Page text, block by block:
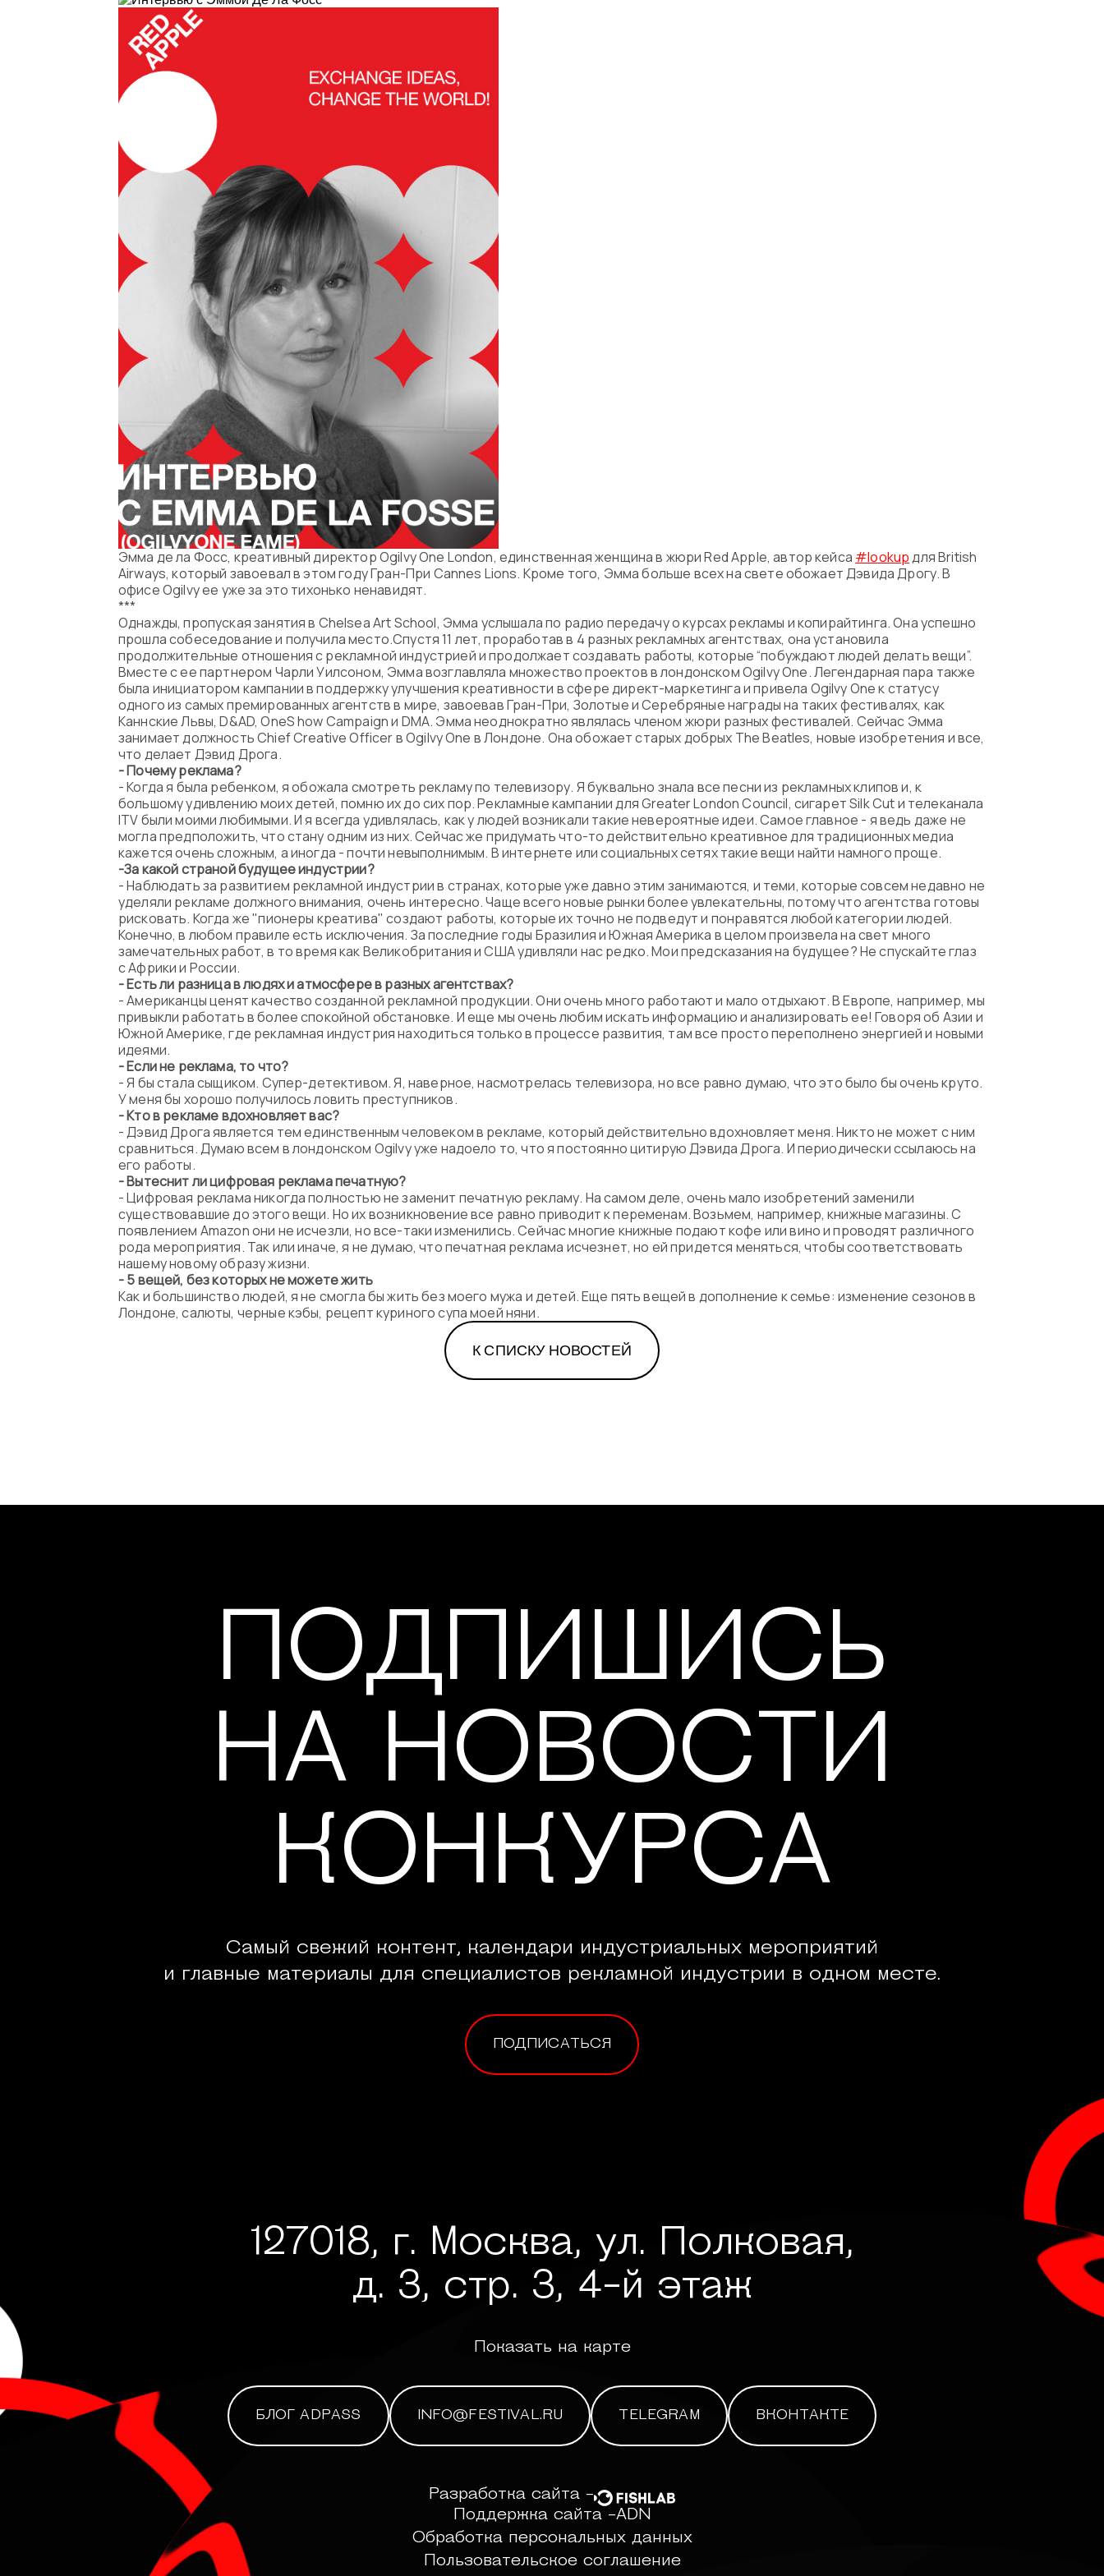
Часто задаваемые вопросы
Партнеры
Контакты
Блог
Цикл лекций
Эмма де ла Фосс, креативный директор Ogilvy One London, единственная женщина в жюри Red Apple, автор кейса #lookupдля British
Airways, который завоевал в этом году Гран-При Cannes Lions. Кроме того, Эмма больше всех на свете обожает Дэвида Дрогу. В
офисе Ogilvy ее уже за это тихонько ненавидят.
***
Однажды, пропуская занятия в Chelsea Art School, Эмма услышала по радио передачу о курсах рекламы и копирайтинга. Она успешно
прошла собеседование и получила место.Спустя 11 лет, проработав в 4 разных рекламных агентствах, она установила
продолжительные отношения с рекламной индустрией и продолжает создавать работы, которые “побуждают людей делать вещи”.
Вместе с ее партнером Чарли Уилсоном, Эмма возглавляла множество проектов в лондонском Ogilvy One. Легендарная пара также
была инициатором кампании в поддержку улучшения креативности в сфере директ-маркетинга и привела Ogilvy One к статусу
одного из самых премированных агентств в мире, завоевав Гран-При, Золотые и Серебряные награды на таких фестивалях, как
Каннские Львы, D&AD, OneS how Campaign и DMA. Эмма неоднократно являлась членом жюри разных фестивалей. Сейчас Эмма
занимает должность Chief Creative Officer в Ogilvy One в Лондоне. Она обожает старых добрых The Beatles, новые изобретения и все,
что делает Дэвид Дрога.
- Почему реклама?
- Когда я была ребенком, я обожала смотреть рекламу по телевизору. Я буквально знала все песни из рекламных клипов и, к
большому удивлению моих детей, помню их до сих пор. Рекламные кампании для Greater London Council, сигарет Silk Cut и телеканала
ITV были моими любимыми. И я всегда удивлялась, как у людей возникали такие невероятные идеи. Самое главное - я ведь даже не
могла предположить, что стану одним из них. Сейчас же придумать что-то действительно креативное для традиционных медиа
кажется очень сложным, а иногда - почти невыполнимым. В интернете или социальных сетях такие вещи найти намного проще.
-За какой страной будущее индустрии?
- Наблюдать за развитием рекламной индустрии в странах, которые уже давно этим занимаются, и теми, которые совсем недавно не
уделяли рекламе должного внимания, очень интересно. Чаще всего новые рынки более увлекательны, потому что агентства готовы
рисковать. Когда же "пионеры креатива" создают работы, которые их точно не подведут и понравятся любой категории людей.
Конечно, в любом правиле есть исключения. За последние годы Бразилия и Южная Америка в целом произвела на свет много
замечательных работ, в то время как Великобритания и США удивляли нас редко. Мои предсказания на будущее? Не спускайте глаз
с Африки и России.
- Есть ли разница в людях и атмосфере в разных агентствах?
- Американцы ценят качество созданной рекламной продукции. Они очень много работают и мало отдыхают. В Европе, например, мы
привыкли работать в более спокойной обстановке. И еще мы очень любим искать информацию и анализировать ее! Говоря об Азии и
Южной Америке, где рекламная индустрия находиться только в процессе развития, там все просто переполнено энергией и новыми
идеями.
- Если не реклама, то что?
- Я бы стала сыщиком. Супер-детективом. Я, наверное, насмотрелась телевизора, но все равно думаю, что это было бы очень круто.
У меня бы хорошо получилось ловить преступников.
- Кто в рекламе вдохновляет вас?
- Дэвид Дрога является тем единственным человеком в рекламе, который действительно вдохновляет меня. Никто не может с ним
сравниться. Думаю всем в лондонском Ogilvy уже надоело то, что я постоянно цитирую Дэвида Дрога. И периодически ссылаюсь на
его работы.
- Вытеснит ли цифровая реклама печатную?
- Цифровая реклама никогда полностью не заменит печатную рекламу. На самом деле, очень мало изобретений заменили
существовавшие до этого вещи. Но их возникновение все равно приводит к переменам. Возьмем, например, книжные магазины. С
появлением Amazon они не исчезли, но все-таки изменились. Сейчас многие книжные подают кофе или вино и проводят различного
рода мероприятия. Так или иначе, я не думаю, что печатная реклама исчезнет, но ей придется меняться, чтобы соответствовать
нашему новому образу жизни.
- 5 вещей, без которых не можете жить
Как и большинство людей, я не смогла бы жить без моего мужа и детей. Еще пять вещей в дополнениe к семье: изменение сезонов в
Лондоне, салюты, черные кэбы, рецепт куриного супа моей няни.
К СПИСКУ НОВОСТЕЙ
ПОДПИШИСЬ
НА НОВОСТИ
КОНКУРСА
Самый свежий контент, календари индустриальных мероприятий
и главные материалы для специалистов рекламной индустрии в одном месте.
ПОДПИСАТЬСЯ
127018, г. Москва, ул. Полковая,
д. 3, стр. 3, 4-й этаж
Показать на карте
БЛОГ ADPASS INFO@FESTIVAL.RU TELEGRAM ВКОНТАКТЕ
Разработка сайта -
Поддержка сайта -ADN
Обработка персональных данных
Пользовательское соглашение